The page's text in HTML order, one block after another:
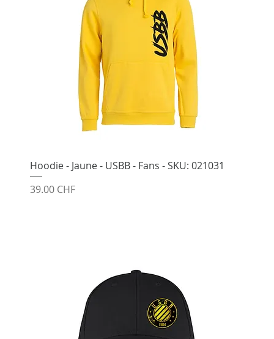
Hoodie - Jaune - USBB - Fans - SKU: 021031
Prix
39.00 CHF